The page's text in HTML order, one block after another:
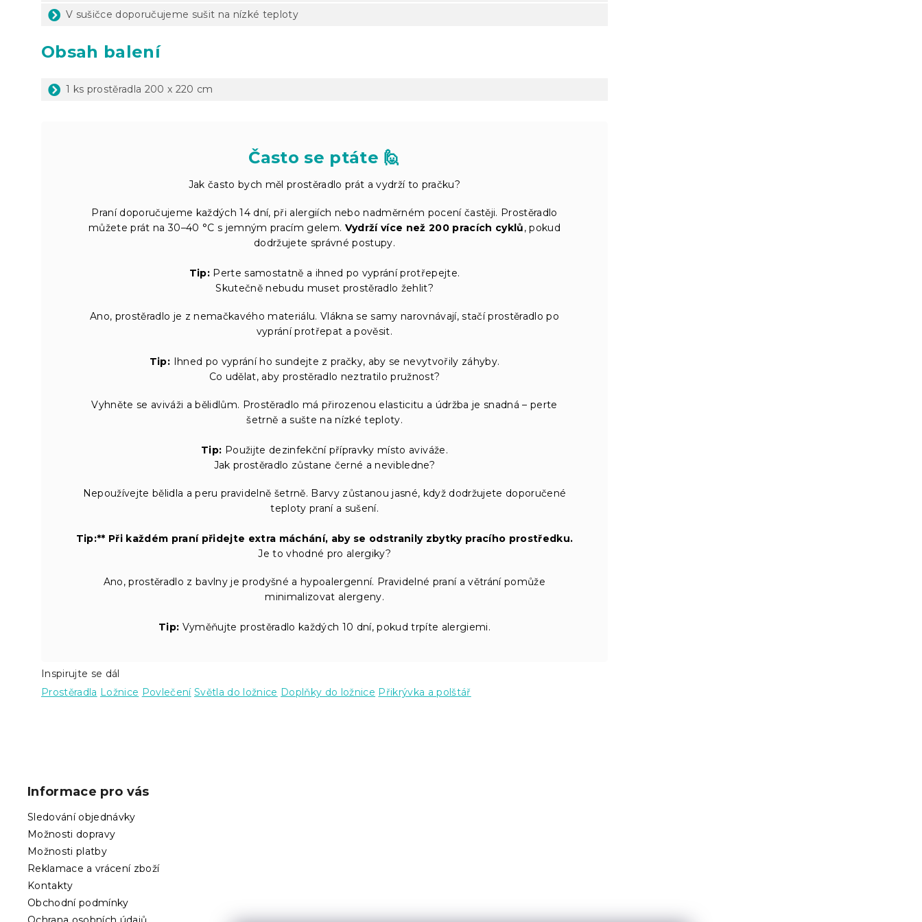
V sušičce doporučujeme sušit na nízké teploty
Obsah balení
1 ks prostěradla 200 x 220 cm
Často se ptáte 🙋
Jak často bych měl prostěradlo prát a vydrží to pračku?
Praní doporučujeme každých 14 dní, při alergiích nebo nadměrném pocení častěji. Prostěradlo
můžete prát na 30–40 °C s jemným pracím gelem. Vydrží více než 200 pracích cyklů, pokud
dodržujete správné postupy.
Tip: Perte samostatně a ihned po vyprání protřepejte.
Skutečně nebudu muset prostěradlo žehlit?
Ano, prostěradlo je z nemačkavého materiálu. Vlákna se samy narovnávají, stačí prostěradlo po
vyprání protřepat a pověsit.
Tip: Ihned po vyprání ho sundejte z pračky, aby se nevytvořily záhyby.
Co udělat, aby prostěradlo neztratilo pružnost?
Vyhněte se aviváži a bělidlům. Prostěradlo má přirozenou elasticitu a údržba je snadná – perte
šetrně a sušte na nízké teploty.
Tip: Použijte dezinfekční přípravky místo aviváže.
Jak prostěradlo zůstane černé a nevibledne?
Nepoužívejte bělidla a peru pravidelně šetrně. Barvy zůstanou jasné, když dodržujete doporučené
teploty praní a sušení.
Tip:** Při každém praní přidejte extra máchání, aby se odstranily zbytky pracího prostředku.
Je to vhodné pro alergiky?
Ano, prostěradlo z bavlny je prodyšné a hypoalergenní. Pravidelné praní a větrání pomůže
minimalizovat alergeny.
Tip: Vyměňujte prostěradlo každých 10 dní, pokud trpíte alergiemi.
Inspirujte se dál
Prostěradla Ložnice Povlečení Světla do ložnice Doplňky do ložnice Přikrývka a polštář
Informace pro vás
Sledování objednávky
Možnosti dopravy
Možnosti platby
Reklamace a vrácení zboží
Kontakty
Obchodní podmínky